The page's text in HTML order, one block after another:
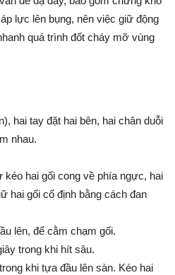
lực lên bụng, nên việc giữ động
quá trình đốt cháy mỡ vùng
hai tay đặt hai bên, hai chân duỗi
nhau.
hai gối cong về phía ngực, hai
hai gối cố định bằng cách đan
lên, để cằm chạm gối.
trong khi hít sâu.
khi tựa đầu lên sàn. Kéo hai